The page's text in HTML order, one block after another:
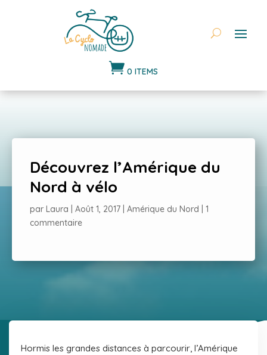
 0 ITEMS
Découvrez l’Amérique du
Nord à vélo
par Laura Août 1, 2017 Amérique du Nord
1
commentaire
Hormis les grandes distances à parcourir, l’Amérique